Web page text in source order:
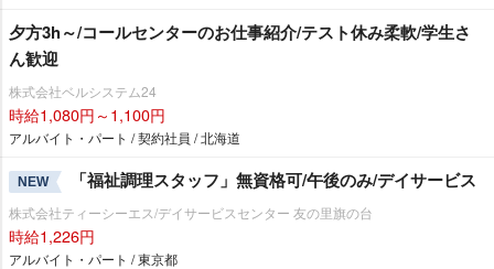
夕方3h～/コールセンターのお仕事紹介/テスト休み柔軟/学生さ
ん歓迎
株式会社ベルシステム24
時給1,080円～1,100円
アルバイト・パート / 契約社員 / 北海道
NEW 「福祉調理スタッフ」無資格可/午後のみ/デイサービス
株式会社ティーシーエス/デイサービスセンター 友の里旗の台
時給1,226円
アルバイト・パート / 東京都